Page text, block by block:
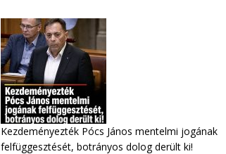
Kezdeményezték Pócs János mentelmi jogának
felfüggesztését, botrányos dolog derült ki!